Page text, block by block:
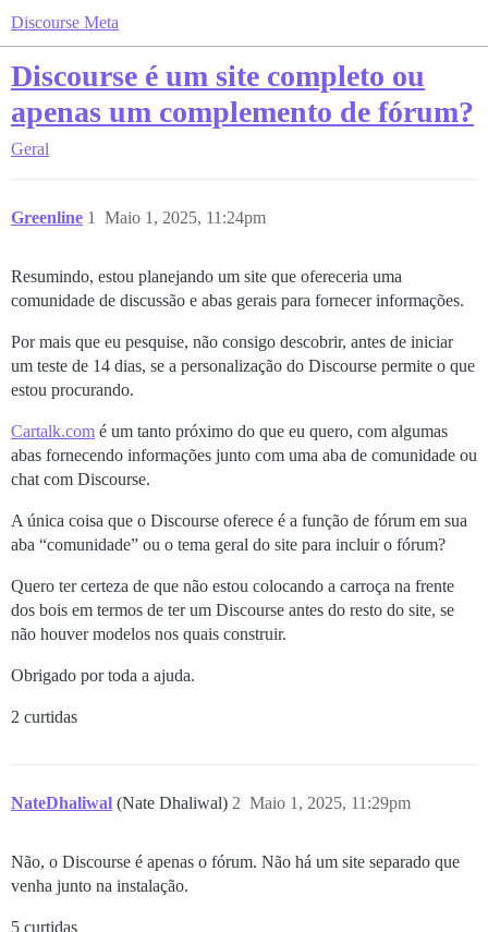
Discourse Meta
Discourse é um site completo ou
apenas um complemento de fórum?
Geral
Greenline Maio 1, 2025, 11:24pm
1
Resumindo, estou planejando um site que ofereceria uma
comunidade de discussão e abas gerais para fornecer informações.
Por mais que eu pesquise, não consigo descobrir, antes de iniciar
um teste de 14 dias, se a personalização do Discourse permite o que
estou procurando.
Cartalk.com é um tanto próximo do que eu quero, com algumas
abas fornecendo informações junto com uma aba de comunidade ou
chat com Discourse.
A única coisa que o Discourse oferece é a função de fórum em sua
aba “comunidade” ou o tema geral do site para incluir o fórum?
Quero ter certeza de que não estou colocando a carroça na frente
dos bois em termos de ter um Discourse antes do resto do site, se
não houver modelos nos quais construir.
Obrigado por toda a ajuda.
2 curtidas
NateDhaliwal (Nate Dhaliwal) Maio 1, 2025, 11:29pm
2
Não, o Discourse é apenas o fórum. Não há um site separado que
venha junto na instalação.
5 curtidas